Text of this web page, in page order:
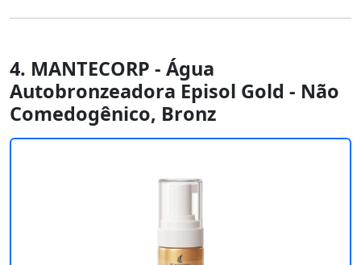
4. MANTECORP - Água
Autobronzeadora Episol Gold - Não
Comedogênico, Bronz